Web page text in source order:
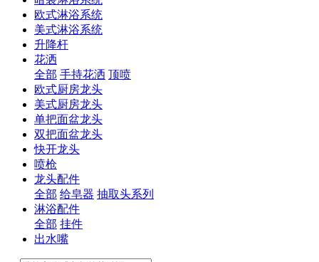
欧式淋浴系统
美式淋浴系统
升降杆
花洒
全部 手持花洒 顶喷
欧式厨房龙头
美式厨房龙头
单把面盆龙头
双把面盆龙头
快开龙头
喷枪
龙头配件
全部 给皂器 抽取头系列
淋浴配件
全部 挂件
出水嘴